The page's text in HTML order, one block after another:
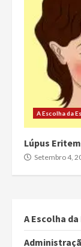
A Escolha da
Lúpus
Setembro 4,
A Escolha